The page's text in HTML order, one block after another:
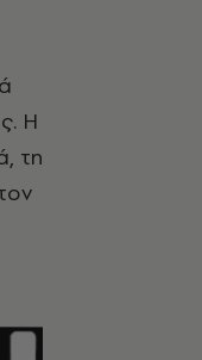
Η
τη